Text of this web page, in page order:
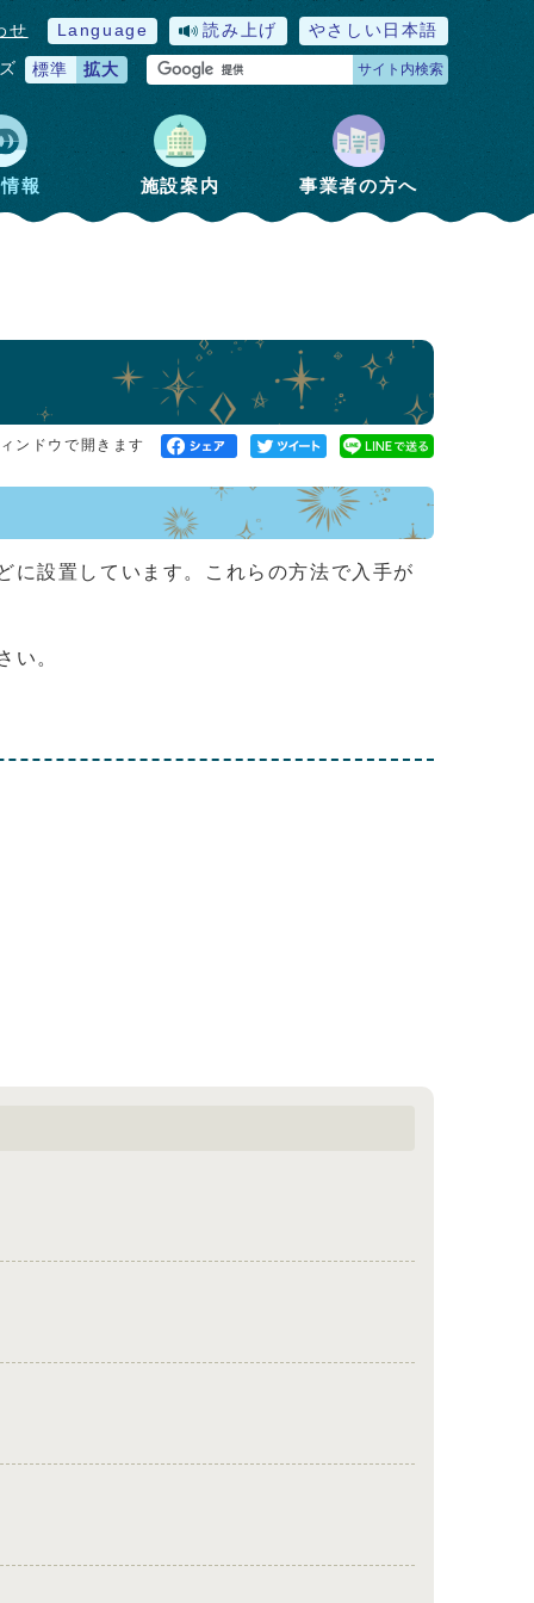
せ Language 読み上げ やさしい日本語
標準 拡大 サイト内検索
報 施設案内 事業者の方へ
ンドウで開きます
に設置しています。これらの方法で入手が
い。